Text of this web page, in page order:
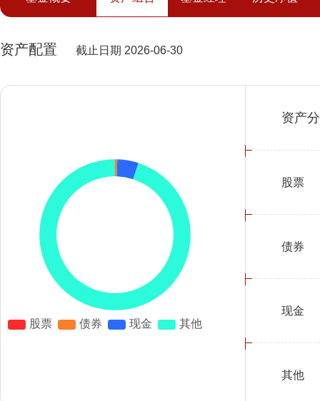
资产配置 截止日期 2026-06-30
资产
股票
债券
现金
其他